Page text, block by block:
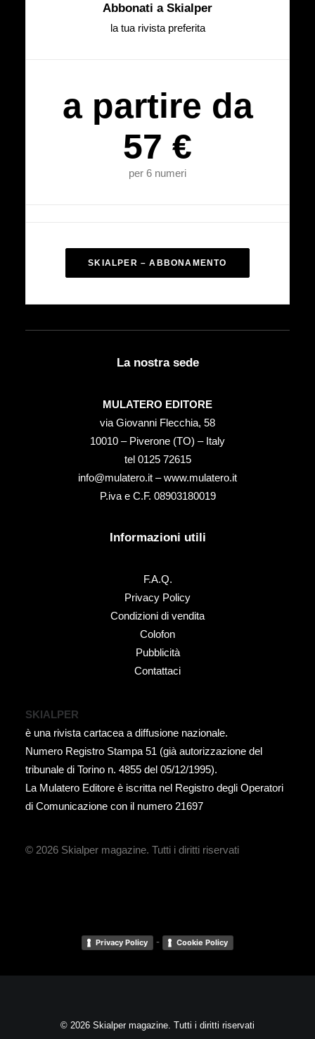
Abbonati a Skialper
la tua rivista preferita
a partire da
57 €
per 6 numeri
SKIALPER – ABBONAMENTO
La nostra sede
MULATERO EDITORE
via Giovanni Flecchia, 58
10010 – Piverone (TO) – Italy
tel ‭0125 72615‬
info@mulatero.it –www.mulatero.it
P.iva e C.F. 08903180019
Informazioni utili
F.A.Q.
Privacy Policy
Condizioni di vendita
Colofon
Pubblicità
Contattaci
SKIALPER
è una rivista cartacea a diffusione nazionale.
Numero Registro Stampa 51 (già autorizzazione del
tribunale di Torino n. 4855 del 05/12/1995).
La Mulatero Editore è iscritta nel Registro degli Operatori
di Comunicazione con il numero 21697
© 2026 Skialper magazine. Tutti i diritti riservati
Privacy Policy - Cookie Policy
© 2026 Skialper magazine. Tutti i diritti riservati